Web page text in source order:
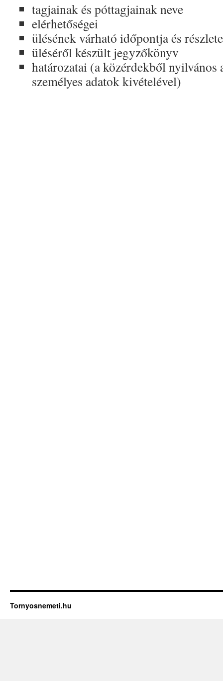
tagjainak és póttagjainak neve
elérhetőségei
ülésének várható időpontja és
üléséről készült jegyzőkönyv
határozatai (a közérdekből nyilvános
személyes adatok kivételével)
Tornyosnemeti.hu